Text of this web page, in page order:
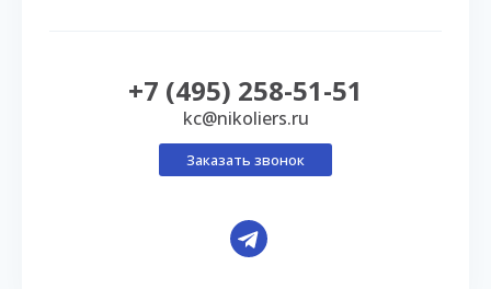
+7 (495) 258-51-51
kc@nikoliers.ru
Заказать звонок